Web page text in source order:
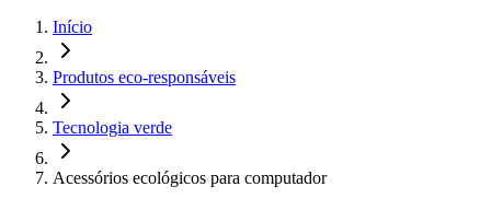
Início
Produtos eco-responsáveis
Tecnologia verde
Acessórios ecológicos para computador